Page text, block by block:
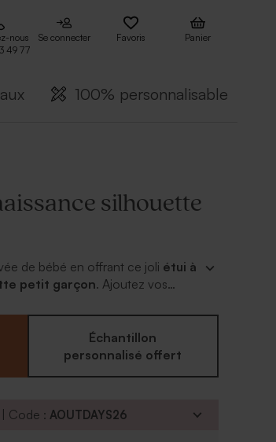
nous
49 77
Se connecter Favoris Panier
100% personnalisable
silhouette
de bébé en offrant ce joli étui à
petit garçon. Ajoutez vos
couleur de fond et le tour est joué !
Échantillon
personnalisé offert
| Code :AOUTDAYS26